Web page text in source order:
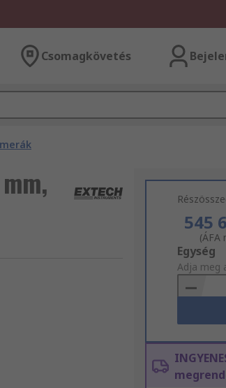
Csomagkövetés
545
(ÁFA
Add
to
Basket
Egység
Adja meg